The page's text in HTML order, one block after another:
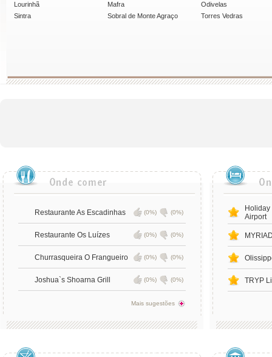
Lourinhã
Mafra
Odivelas
Sintra
Sobral de Monte Agraço Torres Vedras
Restaurante As Escadinhas (0%) (0%)
Restaurante Os Luízes (0%) (0%)
Churrasqueira O Frangueiro (0%) (0%)
Joshua`s Shoarna Grill (0%) (0%)
Mais sugestões
Airport
TRYP